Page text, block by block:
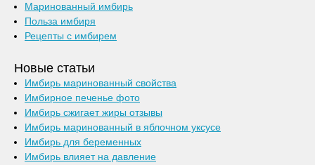
Маринованный имбирь
Польза имбиря
Рецепты с имбирем
Новые статьи
Имбирь маринованный свойства
Имбирное печенье фото
Имбирь сжигает жиры отзывы
Имбирь маринованный в яблочном уксусе
Имбирь для беременных
Имбирь влияет на давление